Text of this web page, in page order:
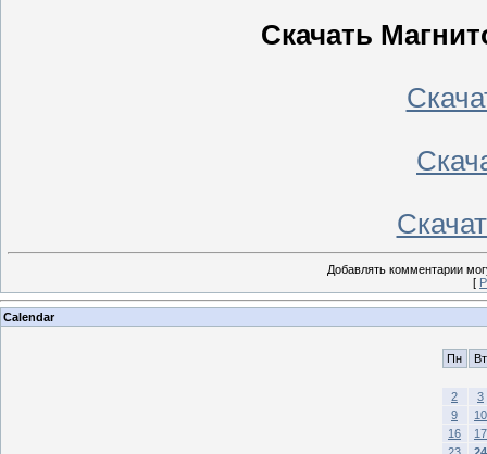
Скачать
Добавлять комментарии
[
Calendar
Пн Вт
2
3
9
10
16
17